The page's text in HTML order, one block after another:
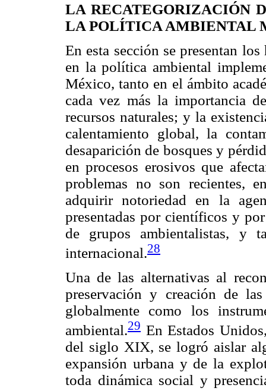
LA RECATEGORIZACIÓN
LA POLÍTICA AMBIENTAL
En esta sección se presentan
en la política ambiental
México, tanto en el ámbito
cada vez más la importancia
recursos naturales; y la
calentamiento global, la
desaparición de bosques y
en procesos erosivos que
problemas no son recientes,
adquirir notoriedad en la
presentadas por científicos y
de grupos ambientalistas, y
internacional.28
Una de las alternativas al
preservación y creación de las
globalmente como los
ambiental.29 En Estados
del siglo XIX, se logró aislar
expansión urbana y de la
toda dinámica social y